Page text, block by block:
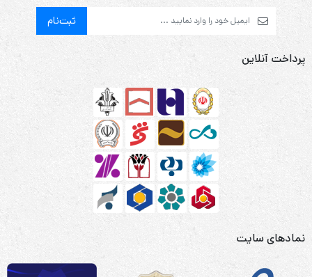
ثبت‌نام
پرداخت آنلاین
نمادهای سایت